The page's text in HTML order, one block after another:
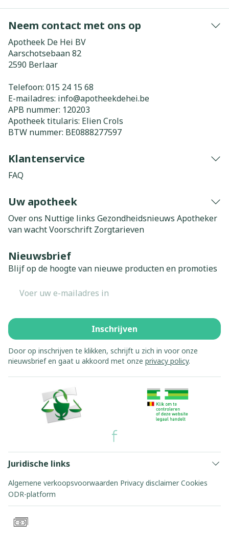
Neem contact met ons op
Apotheek De Hei BV
Aarschotsebaan 82
2590 Berlaar
Telefoon: 015 24 15 68
E-mailadres: info@apotheekdehei.be
APB nummer: 120203
Apotheek titularis: Elien Crols
BTW nummer: BE0888277597
Klantenservice
FAQ
Uw apotheek
Over ons Nuttige links Gezondheidsnieuws Apotheker
van wachtVoorschrift Zorgtarieven
Nieuwsbrief
Blijf op de hoogte van nieuwe producten en promoties
Inschrijven
Door op inschrijven te klikken, schrijft u zich in voor onze
nieuwsbrief en gaat u akkoord met onze privacy policy.
Juridische links
Algemene verkoopsvoorwaarden Privacy disclaimer Cookies
ODR-platform